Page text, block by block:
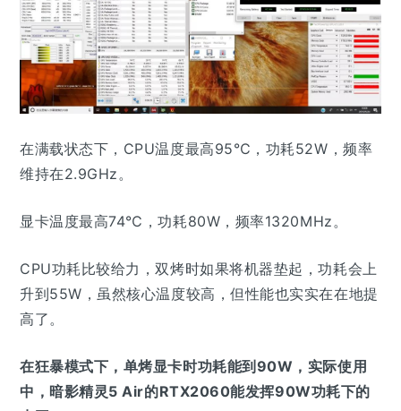
在满载状态下，CPU温度最高95℃，功耗52W，频率
维持在2.9GHz。
显卡温度最高74℃，功耗80W，频率1320MHz。
CPU功耗比较给力，双烤时如果将机器垫起，功耗会上
升到55W，虽然核心温度较高，但性能也实实在在地提
高了。
在狂暴模式下，单烤显卡时功耗能到90W， 实际使用
中，暗影精灵5 Air的RTX2060能发挥90W功耗下的